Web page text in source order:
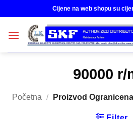
to
content
Cijene na web shopu su
90000 r/
Početna / Proizvod